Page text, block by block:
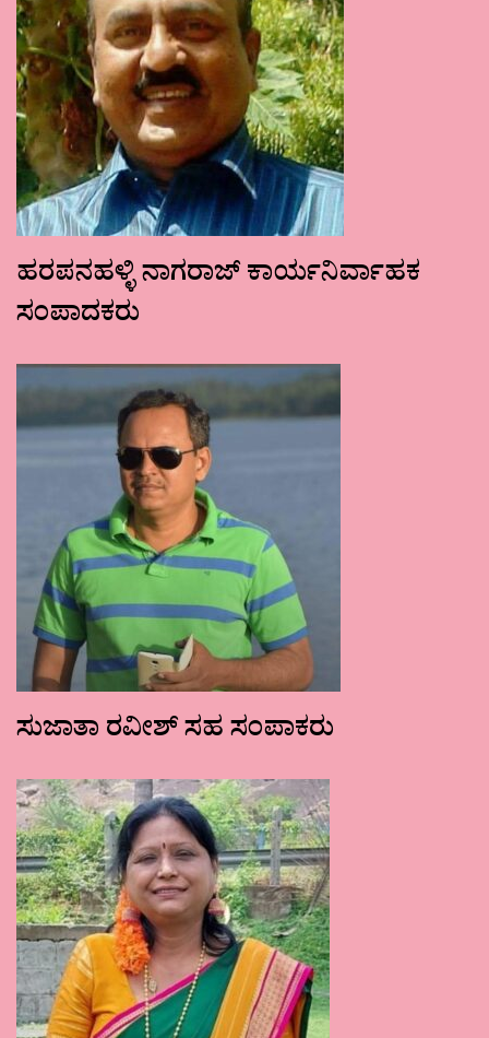
ಹರಪನಹಳ್ಳಿ ನಾಗರಾಜ್ ಕಾರ್ಯನಿರ್ವಾಹಕ
ಸಂಪಾದಕರು
ಸುಜಾತಾ ರವೀಶ್ ಸಹ ಸಂಪಾಕರು